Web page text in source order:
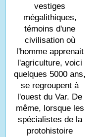
vestiges
mégalithiques,
témoins d'une
civilisation où
l'homme apprenait
l'agriculture, voici
quelques 5000 ans,
se regroupent à
l'ouest du Var. De
même, lorsque les
spécialistes de la
protohistoire